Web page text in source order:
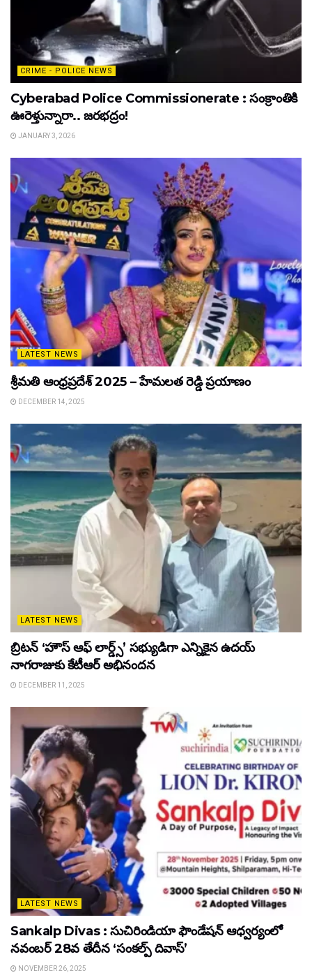
CRIME - POLICE NEWS
Cyberabad Police Commissionerate : సంక్రాంతికి
ఊరెళ్తున్నారా.. జరభద్రం!
JANUARY 3, 2026
LATEST NEWS
శ్రీమతి ఆంధ్రప్రదేశ్ 2025 – హేమలత రెడ్డి ప్రయాణం
DECEMBER 14, 2025
LATEST NEWS
బ్రిటన్ ‘హౌస్ ఆఫ్ లార్డ్స్’ సభ్యుడిగా ఎన్నికైన ఉదయ్
నాగరాజుకు కేటీఆర్ అభినందన
DECEMBER 11, 2025
LATEST NEWS
Sankalp Divas : సుచిరిండియా ఫౌండేషన్ ఆధ్వర్యంలో
నవంబర్ 28వ తేదీన ‘సంకల్ప్ దివాస్’
NOVEMBER 26, 2025